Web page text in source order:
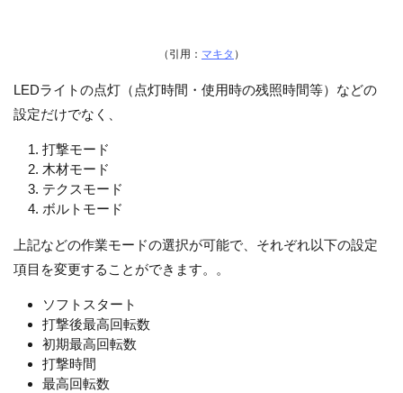
（引用： マキタ ）
LEDライトの点灯（点灯時間・使用時の残照時間等）などの
設定だけでなく、
打撃モード
木材モード
テクスモード
ボルトモード
上記などの作業モードの選択が可能で、それぞれ以下の設定
項目を変更することができます。。
ソフトスタート
打撃後最高回転数
初期最高回転数
打撃時間
最高回転数